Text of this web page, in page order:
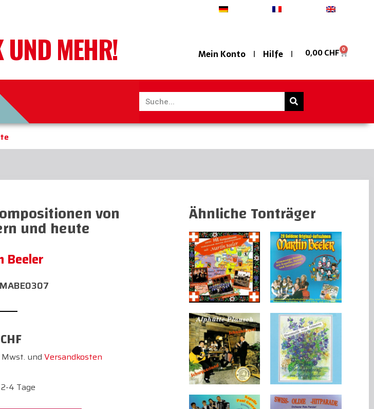
MEHR! Mein Konto Hilfe 0,00CHF 0
von
und heute
Beeler
MABE0307
CHF
Mwst. und Versandkosten
4 Tage
Ähnliche Tonträger